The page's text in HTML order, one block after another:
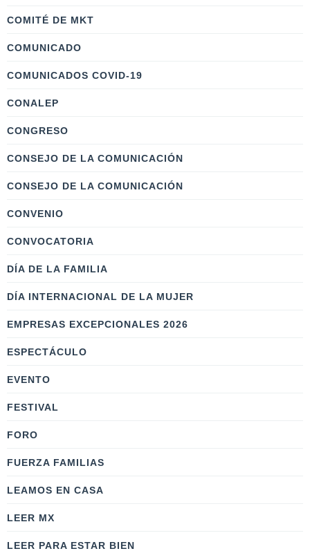
COMITÉ DE MKT
COMUNICADO
COMUNICADOS COVID-19
CONALEP
CONGRESO
CONSEJO DE LA COMUNICACIÓN
CONSEJO DE LA COMUNICACIÓN
CONVENIO
CONVOCATORIA
DÍA DE LA FAMILIA
DÍA INTERNACIONAL DE LA MUJER
EMPRESAS EXCEPCIONALES 2026
ESPECTÁCULO
EVENTO
FESTIVAL
FORO
FUERZA FAMILIAS
LEAMOS EN CASA
LEER MX
LEER PARA ESTAR BIEN